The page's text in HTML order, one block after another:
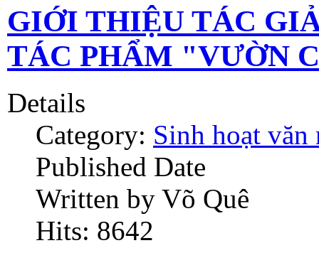
GIỚI THIỆU TÁC
TÁC PHẨM "VƯỜN
Details
Category: Sinh hoạt văn
Published Date
Written by Võ Quê
Hits: 8642